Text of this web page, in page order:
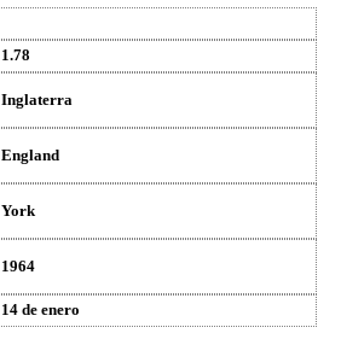
1.78
Inglaterra
England
York
1964
14 de enero